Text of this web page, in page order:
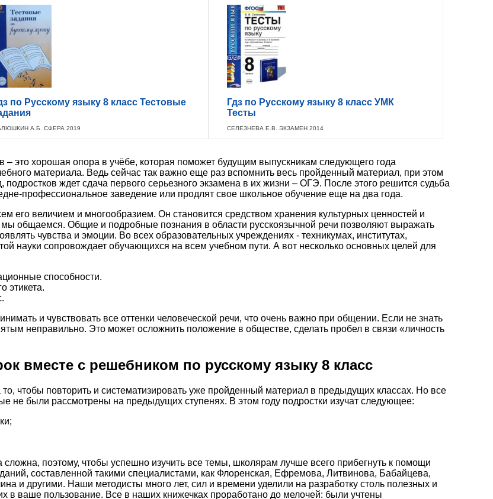
по Русскому языку 8 класс Тестовые
А.Б. СФЕРА 2019
Гдз по Русскому языку 8 класс УМК
Тесты
СЕЛЕЗНЕВА Е.В. ЭКЗАМЕН 2014
– это хорошая опора в учёбе, которая поможет будущим выпускникам следующего года
материала. Ведь сейчас так важно еще раз вспомнить весь пройденный материал, при этом
подростков ждет сдача первого серьезного экзамена в их жизни – ОГЭ. После этого решится судьба
профессиональное заведение или продлят свое школьное обучение еще на два года.
его величием и многообразием. Он становится средством хранения культурных ценностей и
общаемся. Общие и подробные познания в области русскоязычной речи позволяют выражать
чувства и эмоции. Во всех образовательных учреждениях - техникумах, институтах,
науки сопровождает обучающихся на всем учебном пути. А вот несколько основных целей для
способности.
этикета.
и чувствовать все оттенки человеческой речи, что очень важно при общении. Если не знать
неправильно. Это может осложнить положение в обществе, сделать пробел в связи «личность
вместе с решебником по русскому языку 8 класс
чтобы повторить и систематизировать уже пройденный материал в предыдущих классах. Но все
не были рассмотрены на предыдущих ступенях. В этом году подростки изучат следующее:
поэтому, чтобы успешно изучить все темы, школярам лучше всего прибегнуть к помощи
составленной такими специалистами, как Флоренская, Ефремова, Литвинова, Бабайцева,
и другими. Наши методисты много лет, сил и времени уделили на разработку столь полезных и
в ваше пользование. Все в наших книжечках проработано до мелочей: были учтены